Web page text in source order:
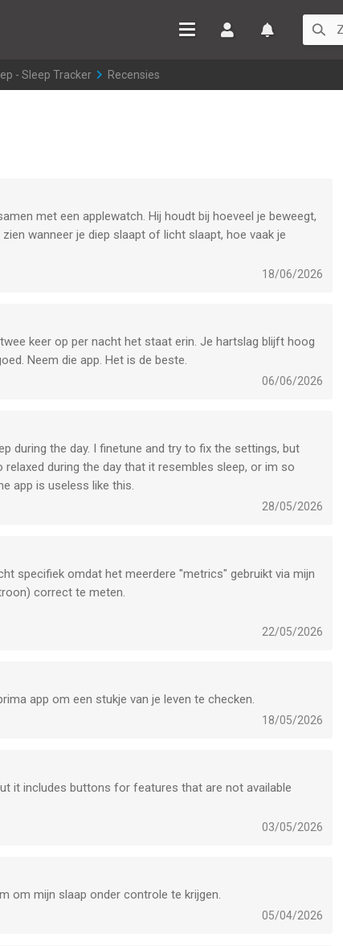
- Sleep Tracker >
Recensies
met een applewatch. Hij houdt bij hoeveel je beweegt,
wanneer je diep slaapt of licht slaapt, hoe vaak je
en hoeveel energie je zou moeten hebben op basis van
niet goed uitgerust bent, of juist wel en dat is handig want
18/06/2026
keer op per nacht het staat erin. Je hartslag blijft hoog
Neem die app. Het is de beste.
06/06/2026
during the day. I finetune and try to fix the settings, but
during the day that it resembles sleep, or im so
app is useless like this.
28/05/2026
specifiek omdat het meerdere "metrics" gebruikt via mijn
correct te meten.
aan al mijn vrienden geadviseerd.
van de afgelopen nacht op mn iPhone, en elk
22/05/2026
app om een stukje van je leven te checken.
18/05/2026
it includes buttons for features that are not available
03/05/2026
om mijn slaap onder controle te krijgen.
05/04/2026